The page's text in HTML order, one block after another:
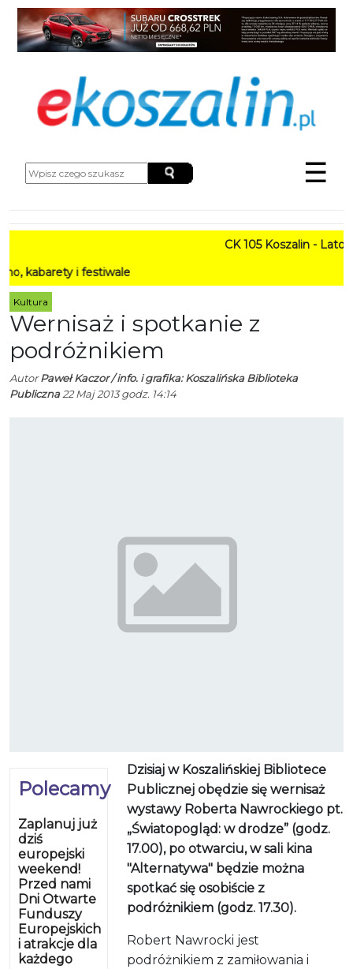
☰
CK 105 Koszalin - Lato w
i festiwale
Kultura
Wernisaż i spotkanie z
podróżnikiem
AutorPaweł Kaczor / info. i grafika: Koszalińska Biblioteka
Publiczna22 Maj 2013 godz. 14:14
Polecamy
Zaplanuj już
dziś
europejski
weekend!
Przed nami
Dni Otwarte
Funduszy
Europejskich
i atrakcje dla
każdego
Dzisiaj w Koszalińskiej Bibliotece
Publicznej obędzie się wernisaż
wystawy Roberta Nawrockiego pt.
„Światopogląd: w drodze” (godz.
17.00), po otwarciu, w sali kina
"Alternatywa" będzie można
spotkać się osobiście z
podróżnikiem (godz. 17.30).
Robert Nawrocki jest
podróżnikiem z zamiłowania i